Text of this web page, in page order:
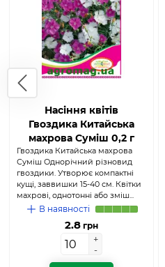
Насіння квітів
Гвоздика Китайська
махрова Суміш 0,2 г
(Агромаг)
Гвоздика Китайська махрова
Суміш Однорічний різновид
гвоздики. Утворює компактні
кущі, заввишки 15-40 см. Квітки
махрові, однотонні або зміш...
В наявності
2.8 грн
+
-
+
-